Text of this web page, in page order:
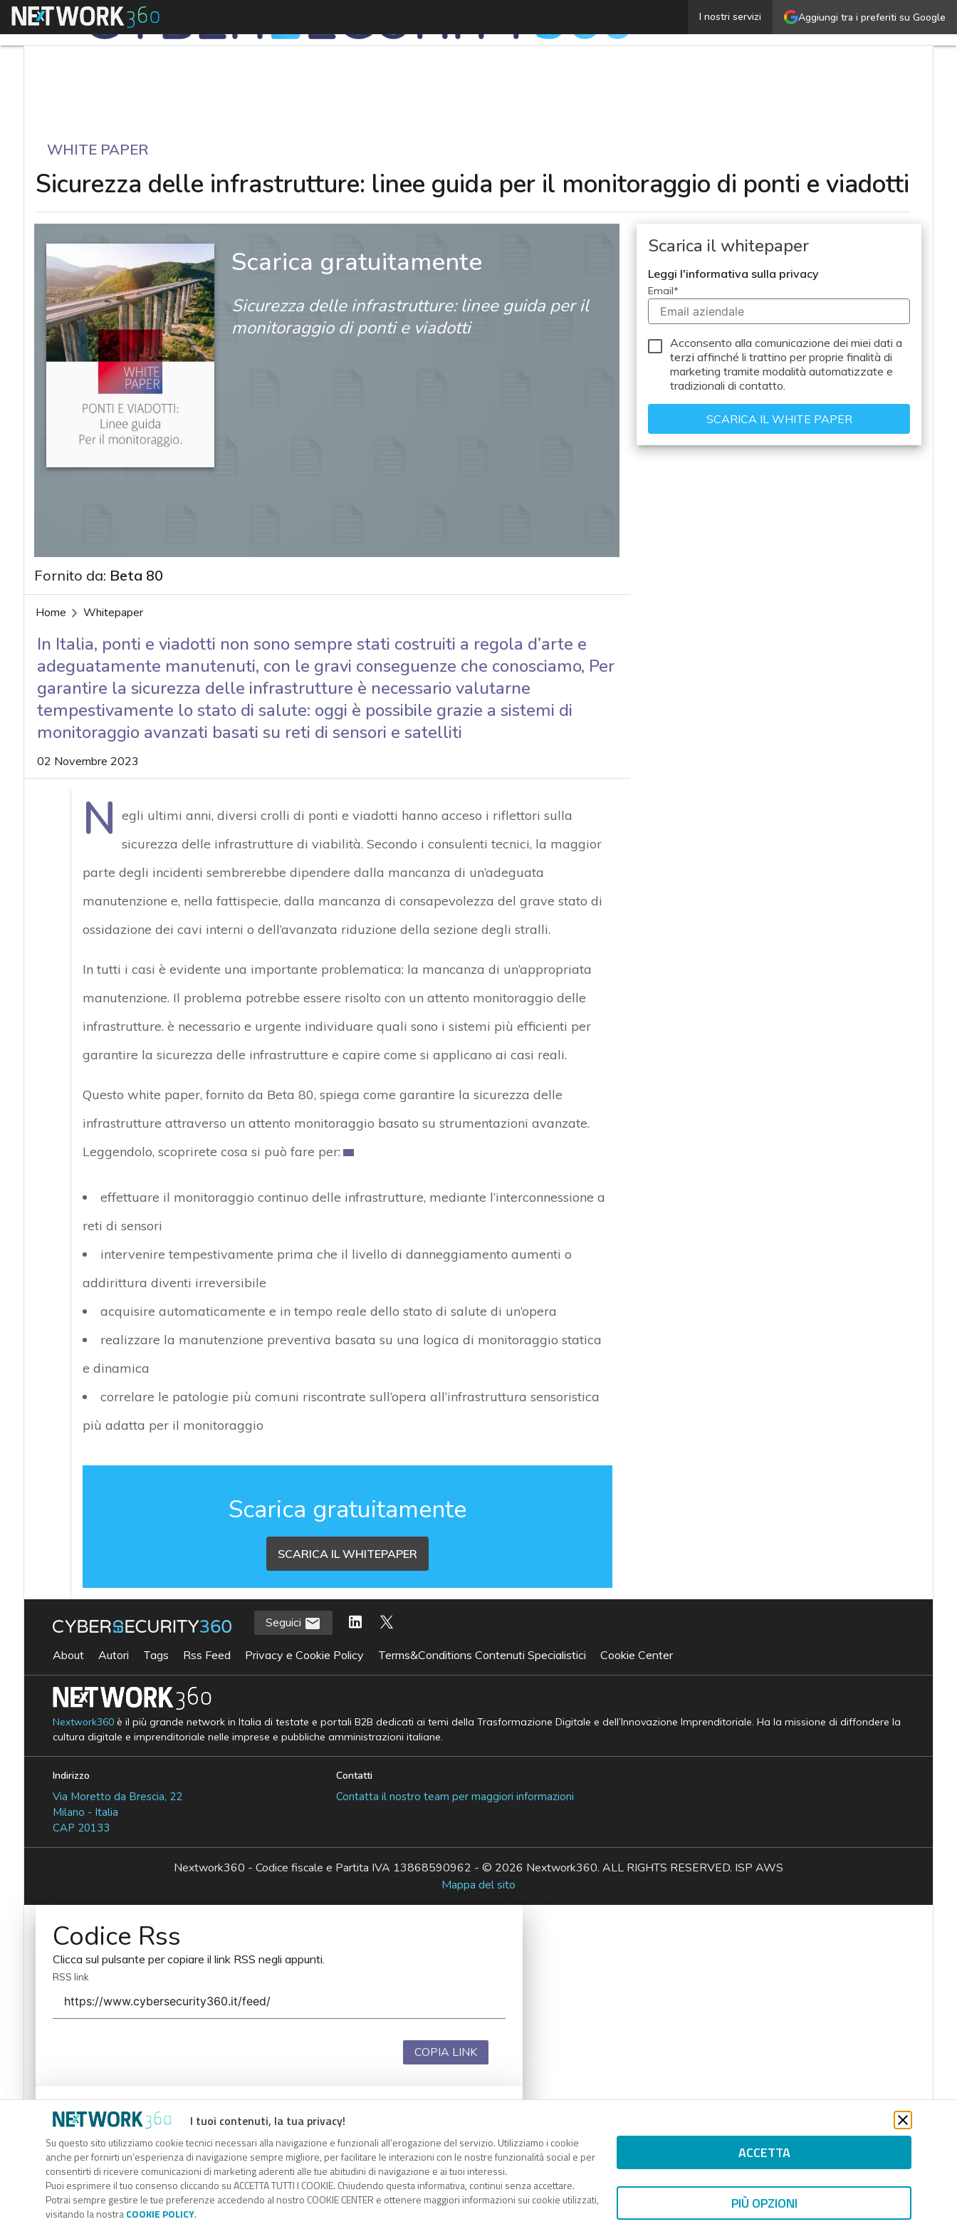
Aggiungi tra i preferiti su Google
I nostri servizi
Menu Sicurezza delle infrastrutture: linee guida per il
WHITE PAPER
Sicurezza delle infrastrutture: linee guida per il monitoraggio di ponti e viadotti
Scarica gratuitamente
Sicurezza delle infrastrutture: linee guida per il
monitoraggio di ponti e viadotti
Fornito da: Beta 80
Home Whitepaper
In Italia, ponti e viadotti non sono sempre stati costruiti a regola d’arte e
adeguatamente manutenuti, con le gravi conseguenze che conosciamo, Per
garantire la sicurezza delle infrastrutture è necessario valutarne
tempestivamente lo stato di salute: oggi è possibile grazie a sistemi di
monitoraggio avanzati basati su reti di sensori e satelliti
02 Novembre 2023
N egli ultimi anni, diversi crolli di ponti e viadotti hanno acceso i riflettori sulla
sicurezza delle infrastrutture di viabilità. Secondo i consulenti tecnici, la maggior
parte degli incidenti sembrerebbe dipendere dalla mancanza di un’adeguata
manutenzione e, nella fattispecie, dalla mancanza di consapevolezza del grave stato di
ossidazione dei cavi interni o dell’avanzata riduzione della sezione degli stralli.
In tutti i casi è evidente una importante problematica: la mancanza di un’appropriata
manutenzione. Il problema potrebbe essere risolto con un attento monitoraggio delle
infrastrutture. è necessario e urgente individuare quali sono i sistemi più efficienti per
garantire la sicurezza delle infrastrutture e capire come si applicano ai casi reali.
Questo white paper, fornito da Beta 80, spiega come garantire la sicurezza delle
infrastrutture attraverso un attento monitoraggio basato su strumentazioni avanzate.
Leggendolo, scoprirete cosa si può fare per:
effettuare il monitoraggio continuo delle infrastrutture, mediante l’interconnessione a
reti di sensori
intervenire tempestivamente prima che il livello di danneggiamento aumenti o
addirittura diventi irreversibile
acquisire automaticamente e in tempo reale dello stato di salute di un’opera
realizzare la manutenzione preventiva basata su una logica di monitoraggio statica
e dinamica
correlare le patologie più comuni riscontrate sull’opera all’infrastruttura sensoristica
più adatta per il monitoraggio
Scarica gratuitamente
SCARICA IL WHITEPAPER
Scarica il whitepaper
Leggi l'informativa sulla privacy
Email*
Acconsento alla comunicazione dei miei dati a
terzi affinché li trattino per proprie finalità di
marketing tramite modalità automatizzate e
tradizionali di contatto.
I tuoi contenuti, la tua privacy!
Su questo sito utilizziamo cookie tecnici necessari alla navigazione e funzionali all’erogazione del servizio. Utilizziamo i cookie
anche per fornirti un’esperienza di navigazione sempre migliore, per facilitare le interazioni con le nostre funzionalità social e per
consentirti di ricevere comunicazioni di marketing aderenti alle tue abitudini di navigazione e ai tuoi interessi.
Puoi esprimere il tuo consenso cliccando su ACCETTA TUTTI I COOKIE. Chiudendo questa informativa, continui senza accettare.
Potrai sempre gestire le tue preferenze accedendo al nostro COOKIE CENTER e ottenere maggiori informazioni sui cookie utilizzati,
visitando la nostraCOOKIE POLICY.
ACCETTA
PIÙ OPZIONI
Seguici
About Autori Tags Rss Feed Privacy e Cookie Policy Terms&Conditions Contenuti Specialistici Cookie Center
Nextwork360è il più grande network in Italia di testate e portali B2B dedicati ai temi della Trasformazione Digitale e dell’Innovazione Imprenditoriale. Ha la missione di diffondere la
cultura digitale e imprenditoriale nelle imprese e pubbliche amministrazioni italiane.
Indirizzo
Via Moretto da Brescia, 22
Milano - Italia
CAP 20133
Contatti
Contatta il nostro team per maggiori informazioni
Nextwork360 - Codice fiscale e Partita IVA 13868590962 - © 2026 Nextwork360. ALL RIGHTS RESERVED. ISP AWS
Mappa del sito
Codice Rss
Clicca sul pulsante per copiare il link RSS negli appunti.
RSS link
COPIA LINK
Codice Rss
Clicca sul pulsante per copiare il link RSS negli appunti.
RSS link